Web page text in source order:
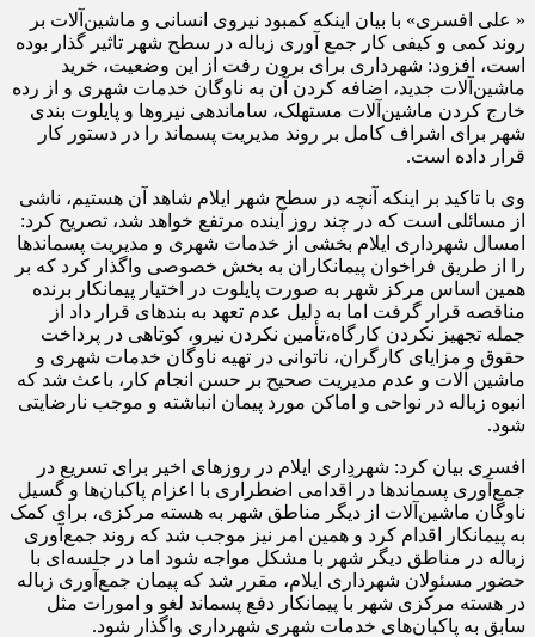
« علی افسری» با بیان اینکه کمبود نیروی انسانی و ماشین‌آلات بر
روند کمی و کیفی کار جمع آوری زباله در سطح شهر تاثیر گذار بوده
است، افزود: شهرداری برای برون رفت از این وضعیت، خرید
ماشین‌آلات جدید، اضافه کردن آن به ناوگان خدمات شهری و از رده
خارج کردن ماشین‌آلات مستهلک، ساماندهی نیروها و پایلوت بندی
شهر برای اشراف کامل بر روند مدیریت پسماند را در دستور کار
قرار داده است.
وی با تاکید بر اینکه آنچه در سطح شهر ایلام شاهد آن هستیم، ناشی
از مسائلی است که در چند روز آینده مرتفع خواهد شد، تصریح کرد:
امسال شهرداری ایلام بخشی از خدمات شهری و مدیریت پسماندها
را از طریق فراخوان پیمانکاران به بخش خصوصی واگذار کرد که بر
همین اساس مرکز شهر به صورت پایلوت در اختیار پیمانکار برنده
مناقصه قرار گرفت اما به دلیل عدم تعهد به بندهای قرار داد از
جمله تجهیز نکردن کارگاه،تأمین نکردن نیرو، کوتاهی در پرداخت
حقوق و مزایای کارگران، ناتوانی در تهیه ناوگان خدمات شهری و
ماشین آلات و عدم مدیریت صحیح بر حسن انجام کار، باعث شد که
انبوه زباله در نواحی و اماکن مورد پیمان انباشته و موجب نارضایتی
شود.
افسری بیان کرد: شهردِاری ایلام در روزهای اخیر برای تسریع در
جمع‌آوری پسماندها در اقدامی اضطراری با اعزام پاکبان‌ها و گسیل
ناوگان ماشین‌آلات از دیگر مناطق شهر به هسته مرکزی، برای کمک
به پیمانکار اقدام کرد و همین امر نیز موجب شد که روند جمع‌آوری
زباله در مناطق دیگر شهر با مشکل مواجه شود اما در جلسه‌ای با
حضور مسئولان شهرداری ایلام، مقرر شد که پیمان جمع‌آوری زباله
در هسته مرکزی شهر با پیمانکار دفع پسماند لغو و امورات مثل
سابق به پاکبان‌های خدمات شهری شهرداری واگذار شود.